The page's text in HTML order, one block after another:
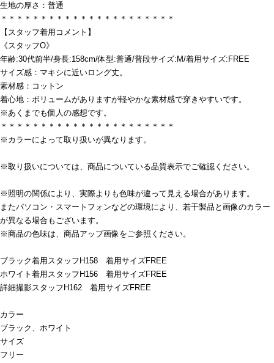
生地の厚さ：普通
＊＊＊＊＊＊＊＊＊＊＊＊＊＊＊＊＊＊＊＊＊＊
【スタッフ着用コメント】
《スタッフO》
年齢:30代前半/身長:158cm/体型:普通/普段サイズ:M/着用サイズ:FREE
サイズ感：マキシに近いロング丈。
素材感：コットン
着心地：ボリュームがありますが軽やかな素材感で穿きやすいです。
※あくまでも個人の感想です。
＊＊＊＊＊＊＊＊＊＊＊＊＊＊＊＊＊＊＊＊＊＊
※カラーによって取り扱いが異なります。
※取り扱いについては、商品についている品質表示でご確認ください。
※照明の関係により、実際よりも色味が違って見える場合があります。
またパソコン・スマートフォンなどの環境により、若干製品と画像のカラー
が異なる場合もございます。
※商品の色味は、商品アップ画像をご参照ください。
ブラック着用スタッフH158 着用サイズFREE
ホワイト着用スタッフH156 着用サイズFREE
詳細撮影スタッフH162 着用サイズFREE
カラー
ブラック、ホワイト
サイズ
フリー